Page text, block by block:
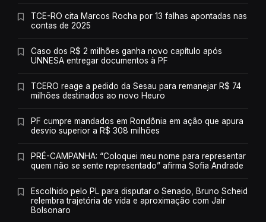
TCE-RO cita Marcos Rocha por 13 falhas apontadas nas
contas de 2025
Caso dos R$ 2 milhões ganha novo capítulo após
UNNESA entregar documentos à PF
TCERO reage a pedido da Sesau para remanejar R$ 74
milhões destinados ao novo Heuro
PF cumpre mandados em Rondônia em ação que apura
desvio superior a R$ 308 milhões
PRÉ-CAMPANHA: “Coloquei meu nome para representar
quem não se sente representado” afirma Sofia Andrade
Escolhido pelo PL para disputar o Senado, Bruno Scheid
relembra trajetória de vida e aproximação com Jair
Bolsonaro